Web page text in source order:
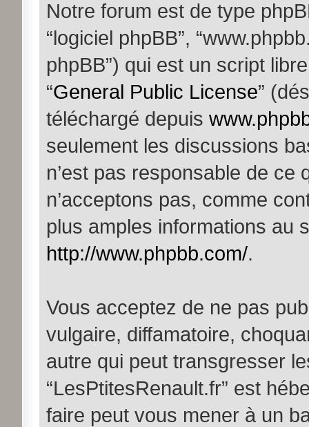
Notre forum est de type
“logiciel phpBB”,
phpBB”) qui est un script
“General Public License”
téléchargé depuis
seulement les discussions
n’est pas responsable de ce
n’acceptons pas, comme
plus amples informations au
http://www.phpbb.com/.
Vous acceptez de ne pas
vulgaire, diffamatoire,
autre qui peut transgresser
“LesPtitesRenault.fr” est
faire peut vous mener à un